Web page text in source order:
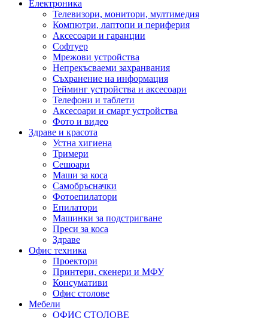
Електроника
Телевизори, монитори, мултимедия
Компютри, лаптопи и периферия
Аксесоари и гаранции
Софтуер
Мрежови устройства
Непрекъсваеми захранвания
Съхранение на информация
Гейминг устройства и аксесоари
Телефони и таблети
Аксесоари и смарт устройства
Фото и видео
Здраве и красота
Устна хигиена
Тримери
Сешоари
Маши за коса
Самобръсначки
Фотоепилатори
Епилатори
Машинки за подстригване
Преси за коса
Здраве
Офис техника
Проектори
Принтери, скенери и МФУ
Консумативи
Офис столове
Мебели
ОФИС СТОЛОВЕ